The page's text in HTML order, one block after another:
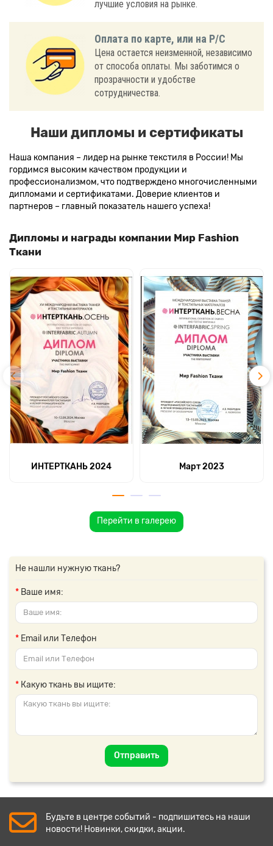
лучшие условия на рынке.
Оплата по карте, или на Р/С
Цена остается неизменной, независимо
от способа оплаты. Мы заботимся о
прозрачности и удобстве
сотрудничества.
Наши дипломы и сертификаты
Наша компания – лидер на рынке текстиля в России! Мы
гордимся высоким качеством продукции и
профессионализмом, что подтверждено многочисленными
дипломами и сертификатами. Доверие клиентов и
партнеров – главный показатель нашего успеха!
Дипломы и награды компании Мир Fashion
Ткани
ИНТЕРТКАНЬ 2024 Март 2023
Перейти в галерею
Не нашли нужную ткань?
Ваше имя:
Email или Телефон
Какую ткань вы ищите:
Отправить
Будьте в центре событий - подпишитесь на наши
новости! Новинки, скидки, акции.